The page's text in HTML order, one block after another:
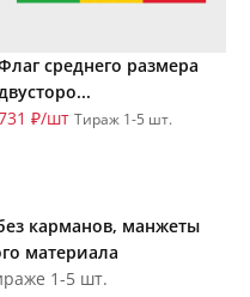
среднего размера
₽/шт Тираж 1-5 шт.
карманов, манжеты
материала
1-5 шт.